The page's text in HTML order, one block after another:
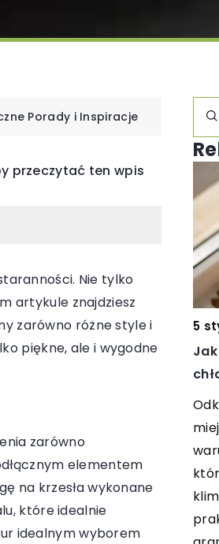
Porady i Inspiracje
przeczytać ten wpis
Nie tylko
artykule znajdziesz
zarówno różne style i
piękne, ale i wygodne
zarówno
elementem
na krzesła wykonane
które idealnie
idealnym wyborem
się
drewnianej
się, jakie
i jak stworzyć
konstrukcji.
5 stycznia 2025
Jak stworzyć
chłodniejszym
Odkryj, jak
miejsce relaksu,
warunków.
które najlepiej
klimacie, oraz
praktycznymi